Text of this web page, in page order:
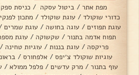
מפת אתר / ביטול עסקה / כניסת
כדורי שוקולד / עוגת שוקולד / מתכון
עוגת תפוזים / עוגה בחושה / עוגת שמרים
תפוח אדמה בתנור / שקשוקה / עוגת
פריקסה / עוגת בננות / עוגיות טחינה /
עוגיות שוקולד צ׳יפס / אלפחורס /
עוף בתנור / מרק עדשים / פלפל ממולא /